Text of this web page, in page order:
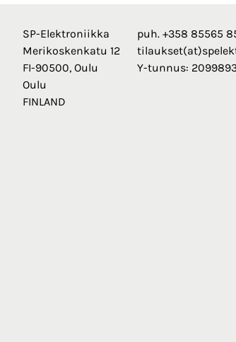
SP-Elektroniikka
Merikoskenkatu 12
FI-90500, Oulu
Oulu
FINLAND
puh. +358 85565
Y-tunnus: